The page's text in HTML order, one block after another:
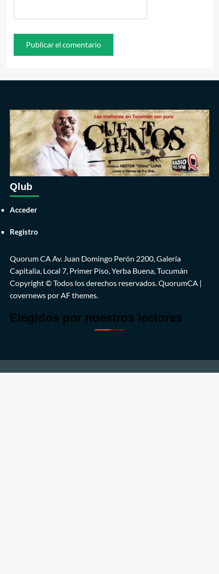
Qlub
Acceder
Registro
Quorum CA Av. Juan Domingo Perón 2200, Galería
Capitalia, Local 7, Primer Piso, Yerba Buena, Tucumán
Copyright © Todos los derechos reservados. QuorumCA |
covernews por AF themes.
Elegidos por nuestros lectores